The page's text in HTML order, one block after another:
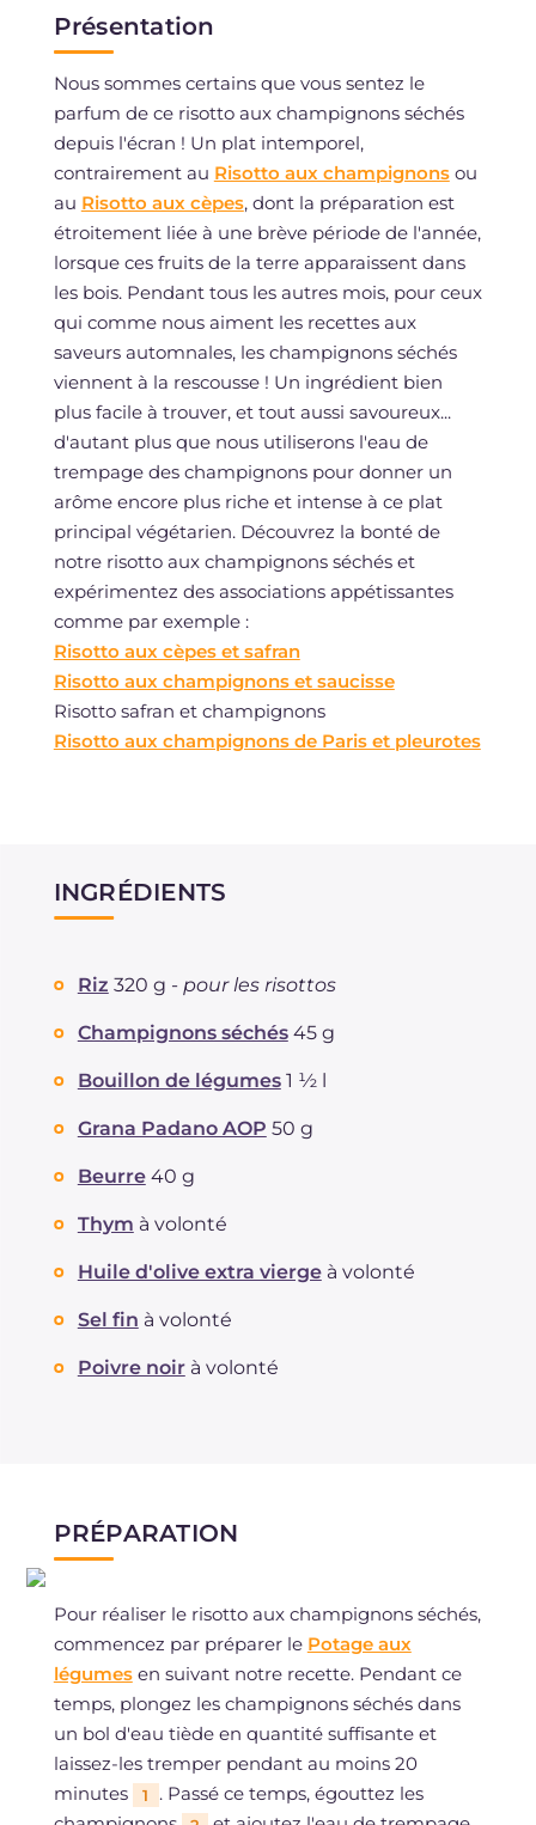
Présentation
Nous sommes certains que vous sentez le
parfum de ce risotto aux champignons séchés
depuis l'écran ! Un plat intemporel,
contrairement au Risotto aux champignonsou
au Risotto aux cèpes, dont la préparation est
étroitement liée à une brève période de l'année,
lorsque ces fruits de la terre apparaissent dans
les bois. Pendant tous les autres mois, pour ceux
qui comme nous aiment les recettes aux
saveurs automnales, les champignons séchés
viennent à la rescousse ! Un ingrédient bien
plus facile à trouver, et tout aussi savoureux...
d'autant plus que nous utiliserons l'eau de
trempage des champignons pour donner un
arôme encore plus riche et intense à ce plat
principal végétarien. Découvrez la bonté de
notre risotto aux champignons séchés et
expérimentez des associations appétissantes
comme par exemple :
Risotto aux cèpes et safran
Risotto aux champignons et saucisse
Risotto safran et champignons
Risotto aux champignons de Paris et pleurotes
INGRÉDIENTS
Riz 320 g - pour les risottos
Champignons séchés 45 g
Bouillon de légumes 1 ½ l
Grana Padano AOP 50 g
Beurre 40 g
Thym à volonté
Huile d'olive extra vierge à volonté
Sel fin à volonté
Poivre noir à volonté
PRÉPARATION
Pour réaliser le risotto aux champignons séchés,
commencez par préparer le Potage aux
légumesen suivant notre recette. Pendant ce
temps, plongez les champignons séchés dans
un bol d'eau tiède en quantité suffisante et
laissez-les tremper pendant au moins 20
minutes
1
. Passé ce temps, égouttez les